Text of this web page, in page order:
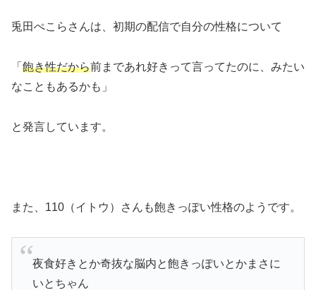
兎田ぺこらさんは、初期の配信で自分の性格について
「 飽き性だから前まであれ好きって言ってたのに、みたい
なこともあるかも」
と発言しています。
また、110（イトウ）さんも飽きっぽい性格のようです。
夜食好きとか奇抜な脳内と飽きっぽいとかまさに
いとちゃん